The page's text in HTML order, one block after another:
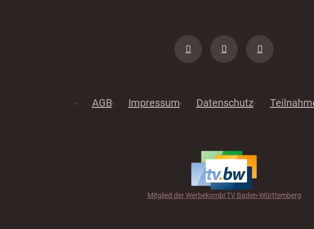
AGB Impressum Datenschutz
Mitglied der Werbekombi TV Baden-Württemberg